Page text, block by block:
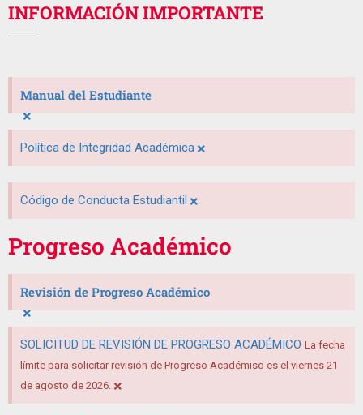
INFORMACIÓN IMPORTANTE
Manual del Estudiante
×
Política de Integridad Académica×
Código de Conducta Estudiantil ×
Progreso Académico
Revisión de Progreso Académico
×
SOLICITUD DE REVISIÓN DE PROGRESO ACADÉMICO La fecha
límite para solicitar revisión de Progreso Académiso es el viernes 21
de agosto de 2026. ×